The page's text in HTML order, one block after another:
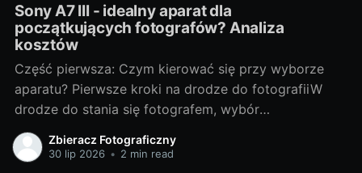
Sony A7 III - idealny aparat dla
początkujących fotografów? Analiza
kosztów
Część pierwsza: Czym kierować się przy wyborze
aparatu? Pierwsze kroki na drodze do fotografiiW
drodze do stania się fotografem, wybór
odpowiedniego sprzętu jest jednym z
najważniejszych kroków. Bez względu na to, czy
Zbieracz Fotograficzny
30 lip 2026 • 2 min read